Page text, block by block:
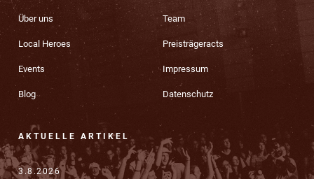
Über uns
Local Heroes
Events
Blog
Team
Preisträgeracts
Impressum
Datenschutz
AKTUELLE ARTIKEL
3.8.2026